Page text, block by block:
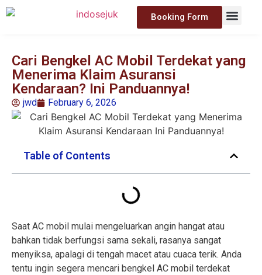
Booking Form
Cari Bengkel AC Mobil Terdekat yang
Menerima Klaim Asuransi
Kendaraan? Ini Panduannya!
jwd February 6, 2026
Table of Contents
Saat AC mobil mulai mengeluarkan angin hangat atau
bahkan tidak berfungsi sama sekali, rasanya sangat
menyiksa, apalagi di tengah macet atau cuaca terik. Anda
tentu ingin segera mencari bengkel AC mobil terdekat